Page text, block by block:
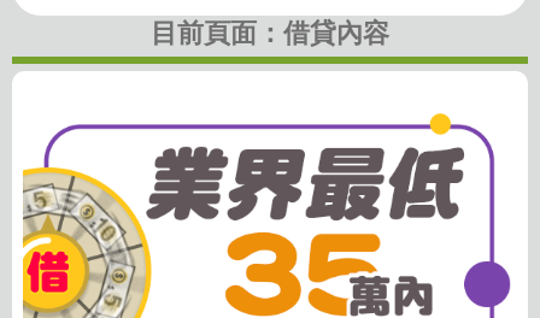
目前頁面： 借貸內容
彰化
屏東
支票貼現
代墊款
房地二胎 歷史圖稿
回首頁 回上一頁 廣告刊登